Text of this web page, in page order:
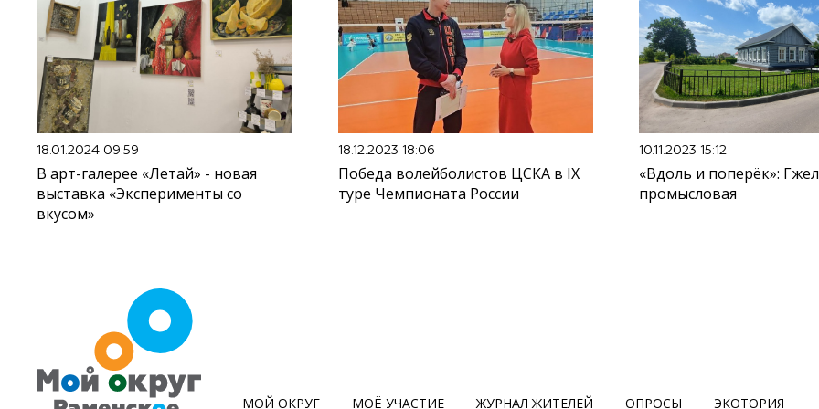
18.01.2024 09:59
В арт-галерее «Летай» - новая
выставка «Эксперименты со
вкусом»
18.12.2023 18:06
Победа волейболистов ЦСКА в IX
туре Чемпионата России
10.11.2023 15:12
«Вдоль и поперёк»:
промысловая
МОЙ ОКРУГ МОЁ УЧАСТИЕ ЖУРНАЛ ЖИТЕЛЕЙ ОПРОСЫ ЭКОТОРИЯ